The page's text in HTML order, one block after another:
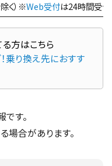
く）※Web受付は24時間受付
乗り換え先におすす
す。
場合があります。